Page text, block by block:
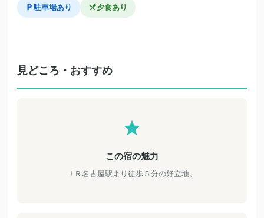
駐車場あり 夕食あり
見どころ・おすすめ
この宿の魅力
ＪＲ名古屋駅より徒歩５分の好立地。